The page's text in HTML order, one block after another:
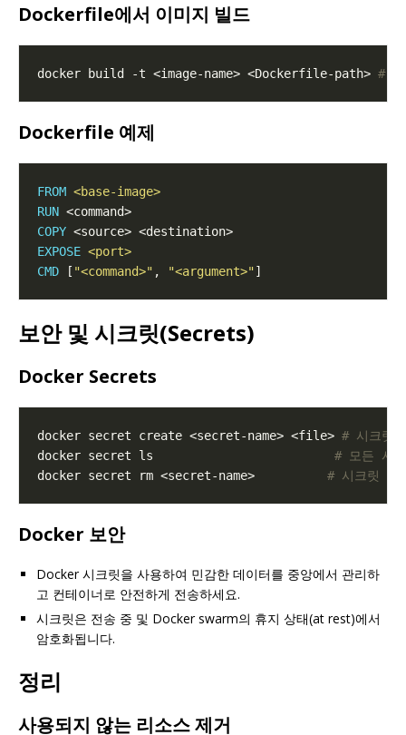
Dockerfile에서 이미지 빌드
docker build -t <image-name> <Dockerfile-path> #
Dockerfile 예제
FROM <base-image>
RUN <command>
COPY <source> <destination>
EXPOSE <port>
CMD [ "<command>" , "<argument>"]
보안 및 시크릿(Secrets)
Docker Secrets
docker secret create <secret-name> <file> # 시크릿
docker secret ls # 모든 시
docker secret rm <secret-name> # 시크릿 제
Docker 보안
Docker 시크릿을 사용하여 민감한 데이터를 중앙에서 관리하
고 컨테이너로 안전하게 전송하세요.
시크릿은 전송 중 및 Docker swarm의 휴지 상태(at rest)에서
암호화됩니다.
정리
사용되지 않는 리소스 제거